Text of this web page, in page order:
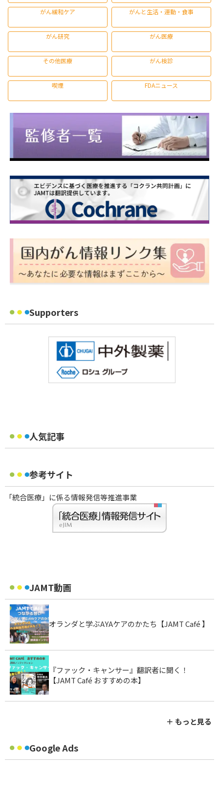
がん緩和ケア がんと生活・運動・食事
がん研究 がん医療
その他医療 がん検診
喫煙 FDAニュース
Supporters
人気記事
参考サイト
「統合医療」に係る情報発信等推進事業
JAMT動画
オランダと学ぶAYAケアのかたち【JAMT Café 】
『ファック・キャンサー』翻訳者に聞く！
【JAMT Café おすすめの本】
＋ もっと見る
Google Ads